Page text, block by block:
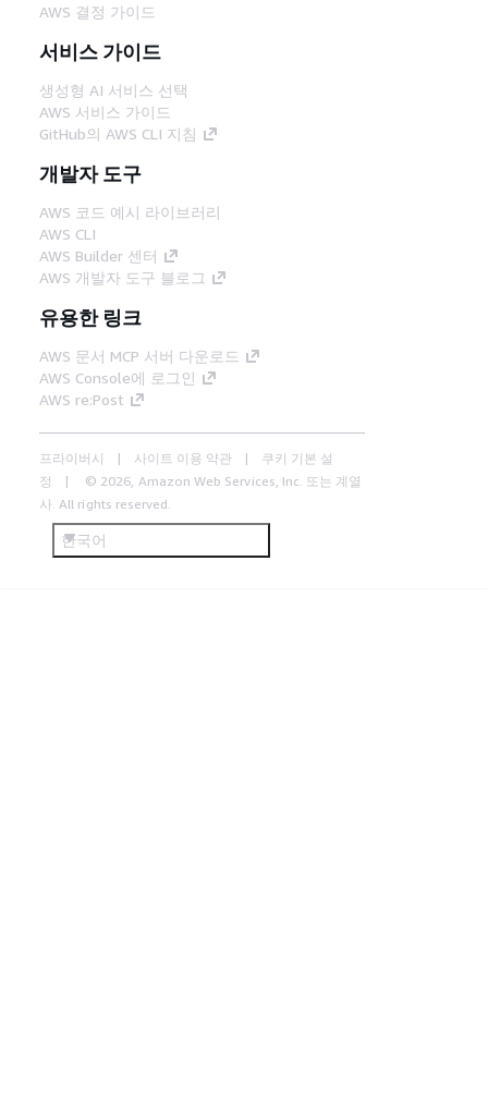
AWS 결정 가이드
서비스 가이드
생성형 AI 서비스 선택
AWS 서비스 가이드
GitHub의 AWS CLI 지침
개발자 도구
AWS 코드 예시 라이브러리
AWS CLI
AWS Builder 센터
AWS 개발자 도구 블로그
유용한 링크
AWS 문서 MCP 서버 다운로드
AWS Console에 로그인
AWS re:Post
프라이버시 사이트 이용 약관
쿠키 기본 설
정
© 2026, Amazon Web Services, Inc. 또는 계열
사. All rights reserved.
한국어